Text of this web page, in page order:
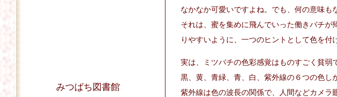
みつばち図書館
なかなか可愛いですよね。でも、何の意味も
それは、蜜を集めに飛んでいった働きバチ
りやすいように、一つのヒントとして色を付
実は、ミツバチの色彩感覚はものすごく貧弱
黒、黄、青緑、青、白、紫外線の６つの色し
紫外線は色の波長の関係で、人間などカメ